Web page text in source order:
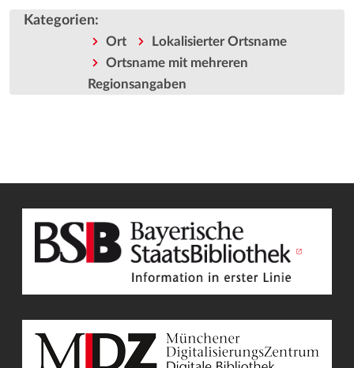
Kategorien:
Ort
Lokalisierter Ortsname
Ortsname mit mehreren
Regionsangaben